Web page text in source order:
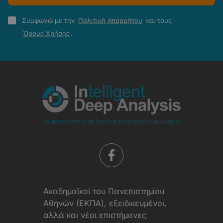
Πολιτική
Απορρήτου
Συμφωνώ με την Πολιτική Απορρήτου και τους
Όρους Χρήσης.
Aκαδημαϊκοί του Πανεπιστημίου
Αθηνών (ΕΚΠΑ), εξειδικευμένοι,
αλλά και νέοι επιστήμονες